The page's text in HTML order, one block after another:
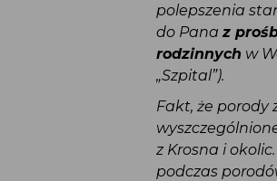
polepszenia
do Panaz
rodzinnychw
„Szpital”).
Fakt, że
z Krosna i
podczas